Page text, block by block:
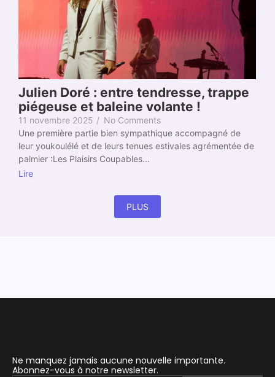
Julien Doré : entre tendresse, trappe
piégeuse et baleine volante !
11 novembre 2025 / No Comments
Une première partie bien sympathique accompagné de
leur youkoulélé et de leurs tenues estivales agrémentée de
palmier :Les Plaisirs Coupables...
Lire
PLUS
Ne manquez jamais aucune nouvelle importante.
Abonnez-vous à notre newsletter.